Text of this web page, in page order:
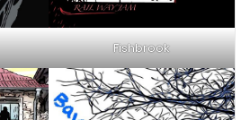
Fishbrook